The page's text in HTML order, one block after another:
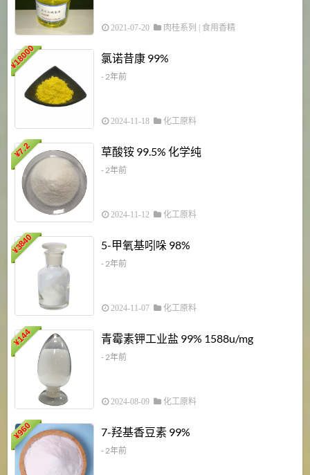
2021-07-20 肉桂系列 食用香精
¥
18000 氯诺昔康 99%
- 2年前
2024-11-18 化工原料
¥
7.2 草酸铵 99.5% 化学纯
- 2年前
2024-11-12 化工原料
¥
3840 5-甲氧基吲哚 98%
- 2年前
2024-11-07 化工原料
¥
144 青霉素钾工业盐 99% 1588u/mg
- 2年前
2024-08-09 化工原料
¥
960 7-羟基香豆素 99%
- 2年前